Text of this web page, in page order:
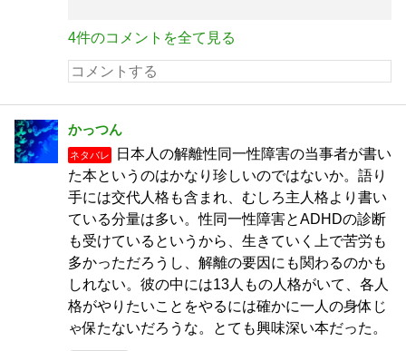
4件のコメントを全て見る
かっつん
ネタバレ
日本人の解離性同一性障害の当事者が書い
た本というのはかなり珍しいのではないか。語り
手には交代人格も含まれ、むしろ主人格より書い
ている分量は多い。性同一性障害とADHDの診断
も受けているというから、生きていく上で苦労も
多かっただろうし、解離の要因にも関わるのかも
しれない。彼の中には13人もの人格がいて、各人
格がやりたいことをやるには確かに一人の身体じ
ゃ保たないだろうな。とても興味深い本だった。